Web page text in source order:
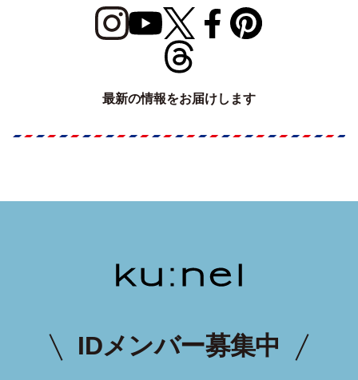
最新の情報をお届けします
IDメンバー募集中